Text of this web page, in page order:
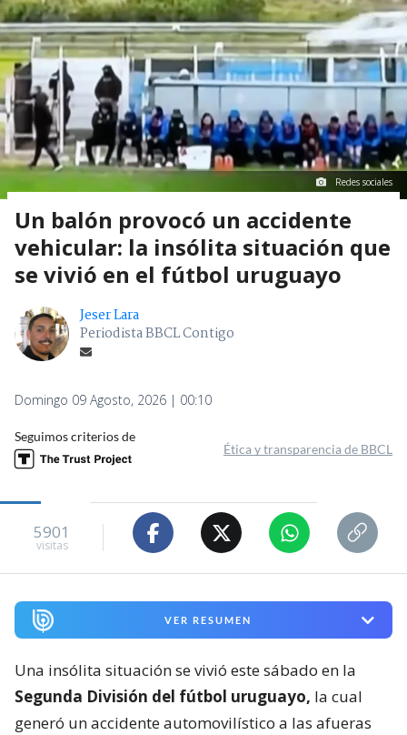
Redes sociales
Un balón provocó un accidente
vehicular: la insólita situación que
se vivió en el fútbol uruguayo
Jeser Lara
Periodista BBCL Contigo
Domingo 09 Agosto, 2026 | 00:10
Seguimos criterios de
Ética y transparencia de BBCL
5901
visitas
VER RESUMEN
Una insólita situación se vivió este sábado en la
Segunda División del fútbol uruguayo, la cual
generó un accidente automovilístico a las afueras